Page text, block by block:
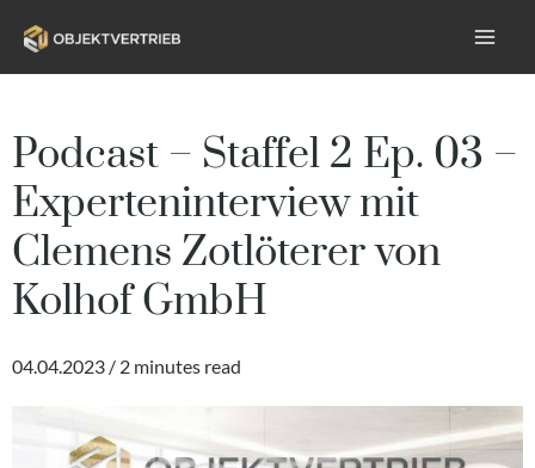
Podcast – Staffel 2 Ep. 03 –
Experteninterview mit
Clemens Zotlöterer von
Kolhof GmbH
04.04.2023 / 2 minutes read